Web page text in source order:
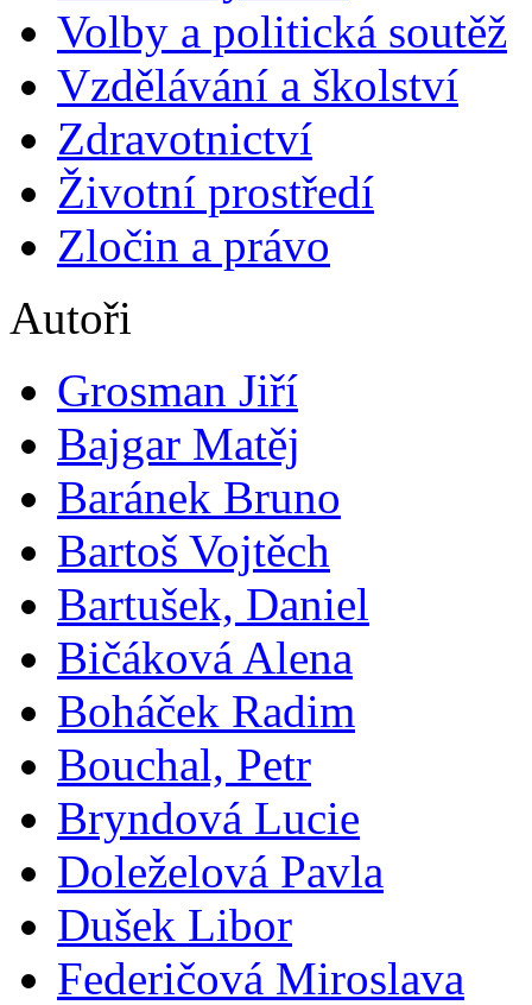
Volby a politická soutěž
Vzdělávání a školství
Zdravotnictví
Životní prostředí
Zločin a právo
Autoři
Grosman Jiří
Bajgar Matěj
Baránek Bruno
Bartoš Vojtěch
Bartušek, Daniel
Bičáková Alena
Boháček Radim
Bouchal, Petr
Bryndová Lucie
Doleželová Pavla
Dušek Libor
Federičová Miroslava